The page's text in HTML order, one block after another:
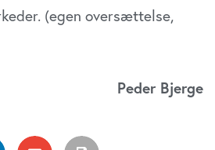
(egen oversættelse,
Peder Bjerge